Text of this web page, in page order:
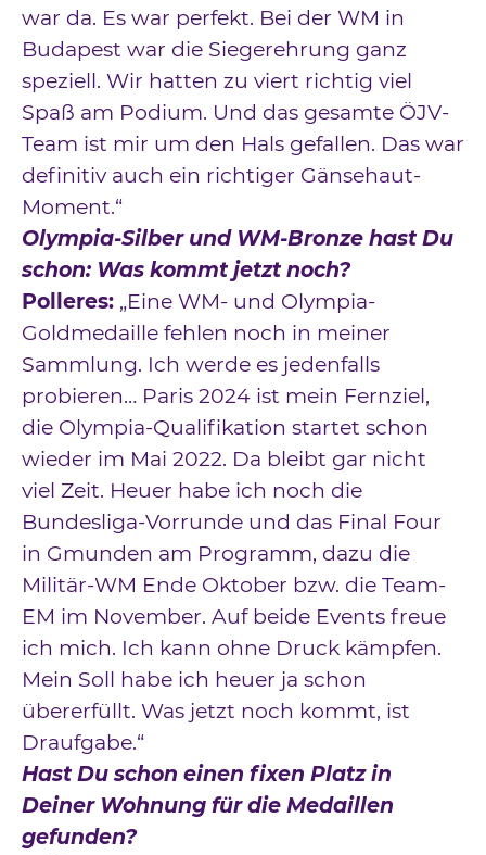
war da. Es war perfekt. Bei der WM in
Budapest war die Siegerehrung ganz
speziell. Wir hatten zu viert richtig viel
Spaß am Podium. Und das gesamte ÖJV-
Team ist mir um den Hals gefallen. Das war
definitiv auch ein richtiger Gänsehaut-
Moment.“
Olympia-Silber und WM-Bronze hast Du
schon: Was kommt jetzt noch?
Polleres: „Eine WM- und Olympia-
Goldmedaille fehlen noch in meiner
Sammlung. Ich werde es jedenfalls
probieren… Paris 2024 ist mein Fernziel,
die Olympia-Qualifikation startet schon
wieder im Mai 2022. Da bleibt gar nicht
viel Zeit. Heuer habe ich noch die
Bundesliga-Vorrunde und das Final Four
in Gmunden am Programm, dazu die
Militär-WM Ende Oktober bzw. die Team-
EM im November. Auf beide Events freue
ich mich. Ich kann ohne Druck kämpfen.
Mein Soll habe ich heuer ja schon
übererfüllt. Was jetzt noch kommt, ist
Draufgabe.“
Hast Du schon einen fixen Platz in
Deiner Wohnung für die Medaillen
gefunden?